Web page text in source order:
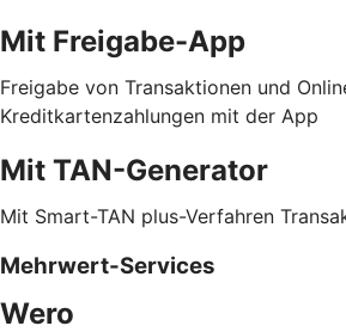
Mit Freigabe-App
Freigabe von Transaktionen und
Kreditkartenzahlungen mit der App
Mit TAN-Generator
Mit Smart-TAN plus-Verfahren
Mehrwert-Services
Wero